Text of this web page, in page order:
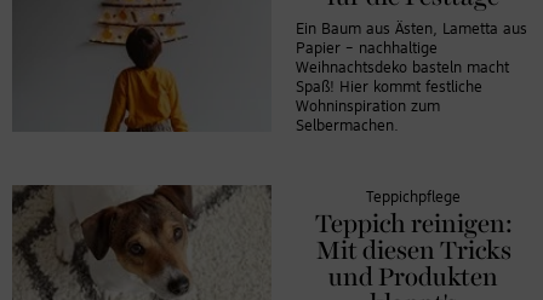
Ein Baum aus Ästen, Lametta aus
Papier – nachhaltige
Weihnachtsdeko basteln macht
Spaß! Hier kommt festliche
Wohninspiration zum
Selbermachen.
Teppichpflege
Teppich reinigen:
Mit diesen Tricks
und Produkten